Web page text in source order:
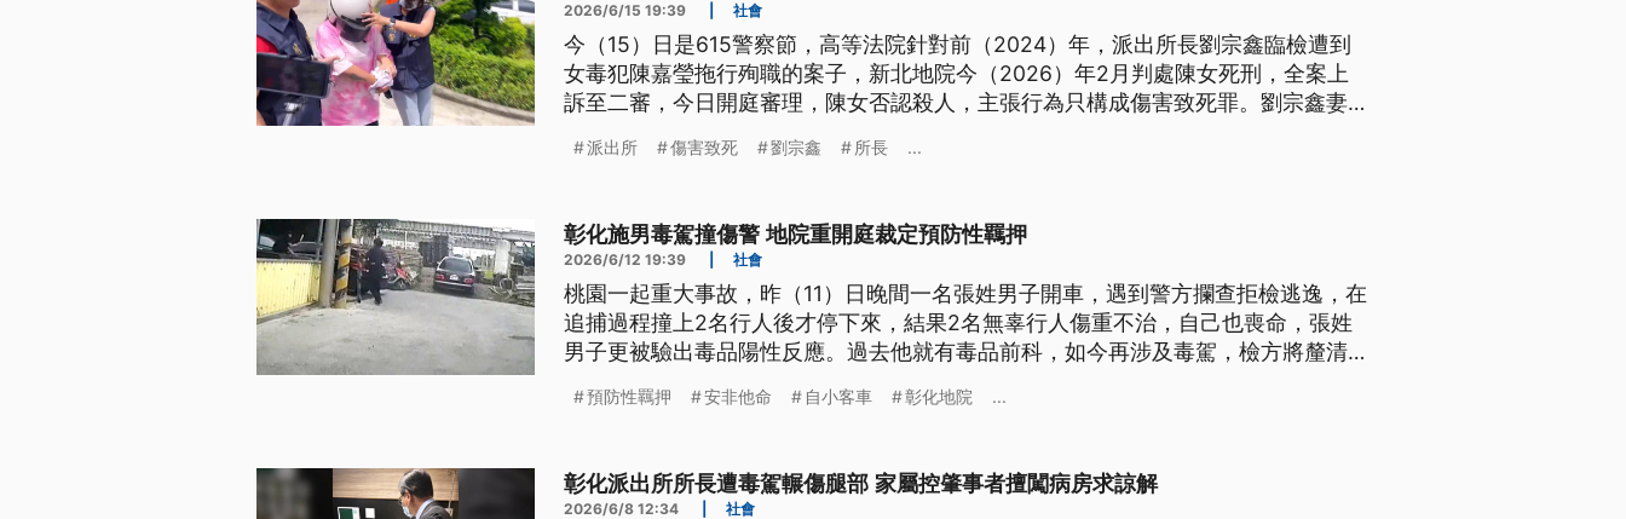
2026/6/15 19:39 社會
今（15）日是615警察節，高等法院針對前（2024）年，派出所長劉宗鑫臨檢遭到
女毒犯陳嘉瑩拖行殉職的案子，新北地院今（2026）年2月判處陳女死刑，全案上
訴至二審，今日開庭審理，陳女否認殺人，主張行為只構成傷害致死罪。劉宗鑫妻子
則請審判長為他們伸冤。
派出所 傷害致死 劉宗鑫 所長 ...
彰化施男毒駕撞傷警 地院重開庭裁定預防性羈押
2026/6/12 19:39 社會
桃園一起重大事故，昨（11）日晚間一名張姓男子開車，遇到警方攔查拒檢逃逸，在
追捕過程撞上2名行人後才停下來，結果2名無辜行人傷重不治，自己也喪命，張姓
男子更被驗出毒品陽性反應。過去他就有毒品前科，如今再涉及毒駕，檢方將釐清案
分駐所的陳姓所長，遭施姓男子毒駕衝撞，原本施姓男子獲得法院裁定無保請回，彰
預防性羈押 安非他命 自小客車 彰化地院 ...
彰化派出所所長遭毒駕輾傷腿部 家屬控肇事者擅闖病房求諒解
2026/6/8 12:34 社會